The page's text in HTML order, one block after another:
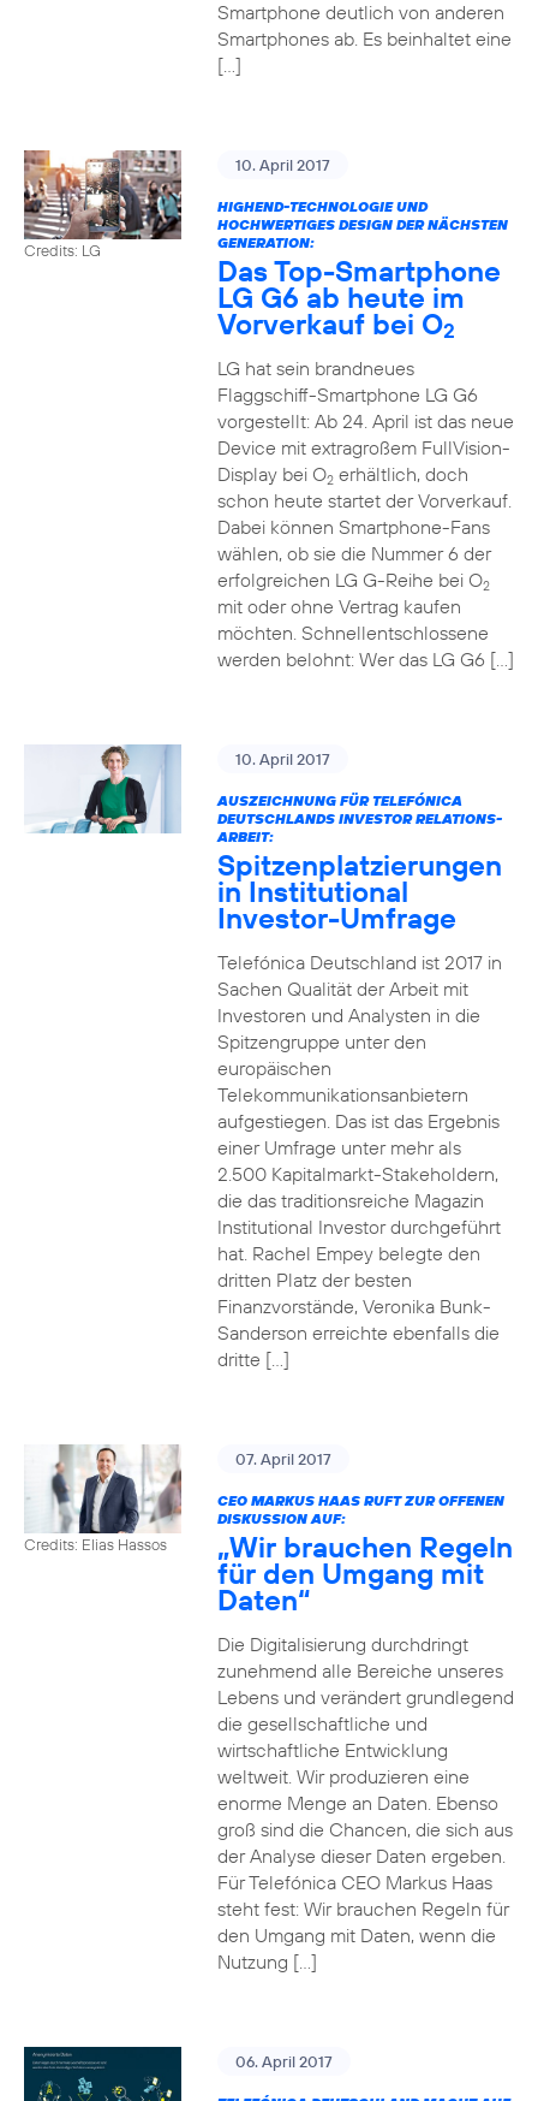
Smartphone deutlich von anderen
Smartphones ab. Es beinhaltet eine
[…]
Credits: LG
10. April 2017
HIGHEND-TECHNOLOGIE UND
HOCHWERTIGES DESIGN DER NÄCHSTEN
GENERATION:
Das Top-Smartphone
LG G6 ab heute im
Vorverkauf bei O2
LG hat sein brandneues
Flaggschiff-Smartphone LG G6
vorgestellt: Ab 24. April ist das neue
Device mit extragroßem FullVision-
Display bei O2erhältlich, doch
schon heute startet der Vorverkauf.
Dabei können Smartphone-Fans
wählen, ob sie die Nummer 6 der
erfolgreichen LG G-Reihe bei O2
mit oder ohne Vertrag kaufen
möchten. Schnellentschlossene
werden belohnt: Wer das LG G6 […]
10. April 2017
AUSZEICHNUNG FÜR TELEFÓNICA
DEUTSCHLANDS INVESTOR RELATIONS-
ARBEIT:
Spitzenplatzierungen
in Institutional
Investor-Umfrage
Telefónica Deutschland ist 2017 in
Sachen Qualität der Arbeit mit
Investoren und Analysten in die
Spitzengruppe unter den
europäischen
Telekommunikationsanbietern
aufgestiegen. Das ist das Ergebnis
einer Umfrage unter mehr als
2.500 Kapitalmarkt-Stakeholdern,
die das traditionsreiche Magazin
Institutional Investor durchgeführt
hat. Rachel Empey belegte den
dritten Platz der besten
Finanzvorstände, Veronika Bunk-
Sanderson erreichte ebenfalls die
dritte […]
Credits: Elias Hassos
07. April 2017
CEO MARKUS HAAS RUFT ZUR OFFENEN
DISKUSSION AUF:
„Wir brauchen Regeln
für den Umgang mit
Daten“
Die Digitalisierung durchdringt
zunehmend alle Bereiche unseres
Lebens und verändert grundlegend
die gesellschaftliche und
wirtschaftliche Entwicklung
weltweit. Wir produzieren eine
enorme Menge an Daten. Ebenso
groß sind die Chancen, die sich aus
der Analyse dieser Daten ergeben.
Für Telefónica CEO Markus Haas
steht fest: Wir brauchen Regeln für
den Umgang mit Daten, wenn die
Nutzung […]
06. April 2017